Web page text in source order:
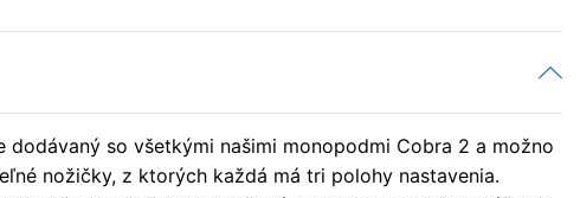
so všetkými našimi monopodmi Cobra 2 a možno
nožičky, z ktorých každá má tri polohy nastavenia.